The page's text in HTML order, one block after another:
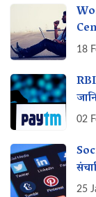
18
02
25